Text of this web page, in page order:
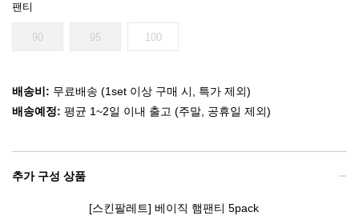
팬티
90 95 100
배송비: 무료배송 (1set 이상 구매 시, 특가 제외)
배송예정: 평균 1~2일 이내 출고 (주말, 공휴일 제외)
추가 구성 상품
[스킨팔레트] 베이직 햄팬티 5pack